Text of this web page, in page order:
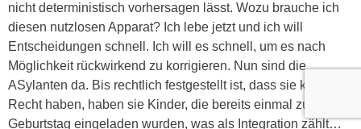
nicht deterministisch vorhersagen lässt. Wozu brauche ich
diesen nutzlosen Apparat? Ich lebe jetzt und ich will
Entscheidungen schnell. Ich will es schnell, um es nach
Möglichkeit rückwirkend zu korrigieren. Nun sind die
ASylanten da. Bis rechtlich festgestellt ist, dass sie kein
Recht haben, haben sie Kinder, die bereits einmal zum
Geburtstag eingeladen wurden, was als Integration zählt…